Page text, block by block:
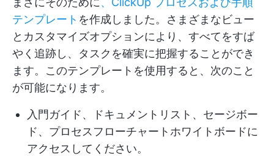
テンプレート を作成しました。さまざまなビュー
とカスタマイズオプションにより、すべてをすば
やく追跡し、タスクを確実に把握することができ
ます。このテンプレートを使用すると、次のこと
が可能になります。
入門ガイド、ドキュメントリスト、セージボー
ド、プロセスフローチャートホワイトボードに
アクセスしてください。